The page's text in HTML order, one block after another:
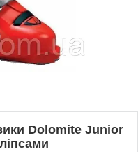
Dolomite Junior